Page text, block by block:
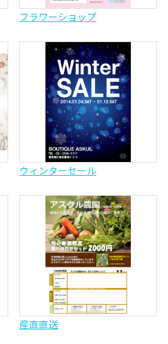
フラワーショップ
ウィンターセール
産直直送